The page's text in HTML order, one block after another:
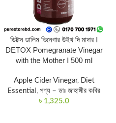
ডিটক্স ডালিম ভিনেগার উইথ দি মাদার I
DETOX Pomegranate Vinegar
with the Mother I 500 ml
Apple Cider Vinegar, Diet
Essential , পণ্য – ডাঃ জাহাঙ্গীর কবির
৳ 1,325.0